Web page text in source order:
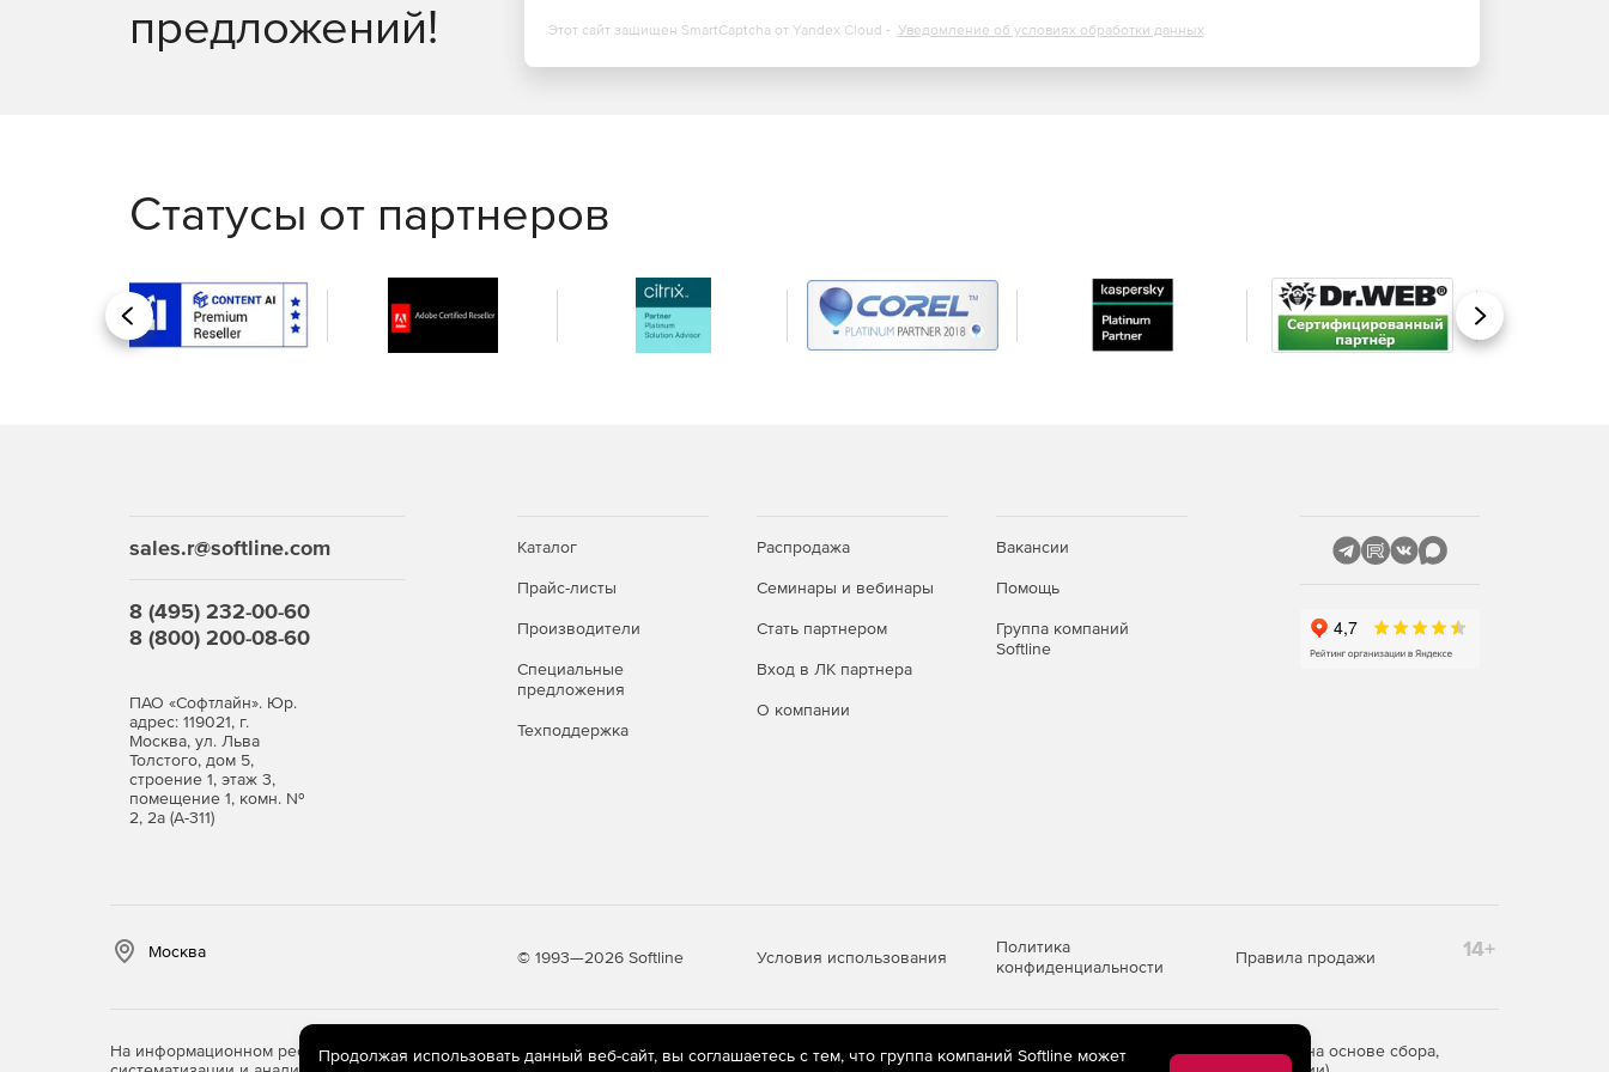
предложений!
Этот сайт защищен SmartCaptcha от Yandex Cloud - Уведомление об условиях обработки данных
Статусы от партнеров
Назад Вперед
sales.r@softline.com
8 (495) 232-00-60
8 (800) 200-08-60
ПАО «Софтлайн». Юр.
адрес: 119021, г.
Москва, ул. Льва
Толстого, дом 5,
строение 1, этаж 3,
помещение 1, комн. №
2, 2а (А-311)
Каталог
Прайс-листы
Производители
Специальные
предложения
Техподдержка
Распродажа
Семинары и вебинары
Стать партнером
Вход в ЛК партнера
О компании
Вакансии
Помощь
Группа компаний
Softline
Москва © 1993—2026 Softline Условия использования
Политика
конфиденциальности
Правила продажи 14+
На информационном ресурсе store.softline.ru применяютсярекомендательные технологии(информационные технологии предоставления информации на основе сбора,
Продолжая использовать данный веб-сайт, вы соглашаетесь с тем, что группа компаний Softline может